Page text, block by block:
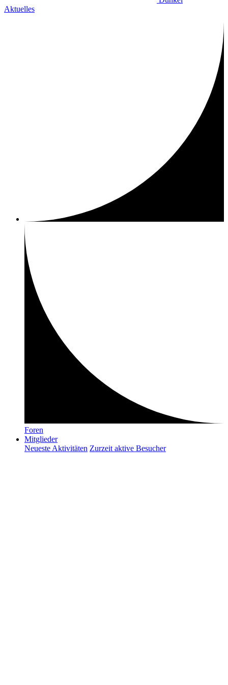
Aktuelles
Foren
Mitglieder
Neueste Aktivitäten Zurzeit aktive Besucher